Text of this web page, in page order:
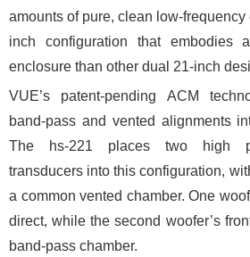
amounts of pure, clean low-
inch configuration that embodies
enclosure than other dual 21-inch
VUE’s patent-pending ACM
band-pass and vented alignments
The hs-221 places two high
transducers into this configuration,
a common vented chamber. One
direct, while the second woofer’s
band-pass chamber.